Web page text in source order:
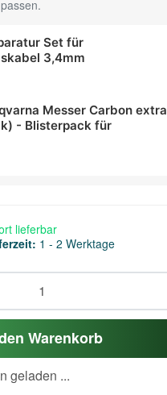
Set für
3,4mm
Messer Carbon extra
- Blisterpack für
lieferbar
1 - 2 Werktage
Warenkorb
geladen ...